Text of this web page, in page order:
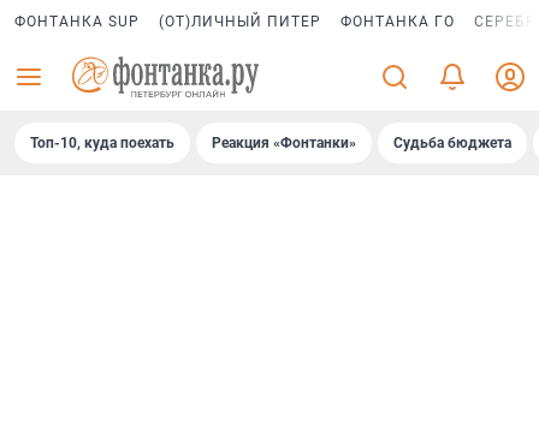
ФОНТАНКА SUP (ОТ)ЛИЧНЫЙ ПИТЕР ФОНТАНКА ГО
Топ-10, куда поехать Реакция «Фонтанки» Судьба бюджета